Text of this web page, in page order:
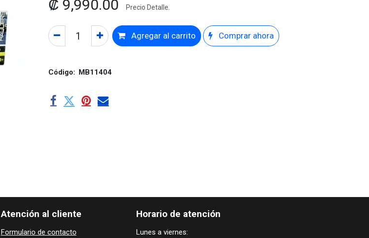
₡ 9,990.00 Precio Detalle.
Agregar al carrito Comprar ahora
Código: MB11404
Horario de atención
Lunes a viernes:
Atención al cliente
Formulario de contacto